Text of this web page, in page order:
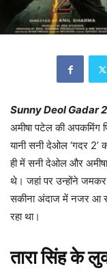
Sunny Deol Gadar
अमीषा पटेल की अपकमिंग
यानी सनी देओल ‘गदर 2’
ही में सनी देओल और
थे। जहां पर उन्होंने जमकर
सकीना अंदाज में नजर आ
रहा था।
तारा सिंह के